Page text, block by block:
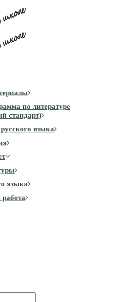
по литературе
стандарт)
языка
языка